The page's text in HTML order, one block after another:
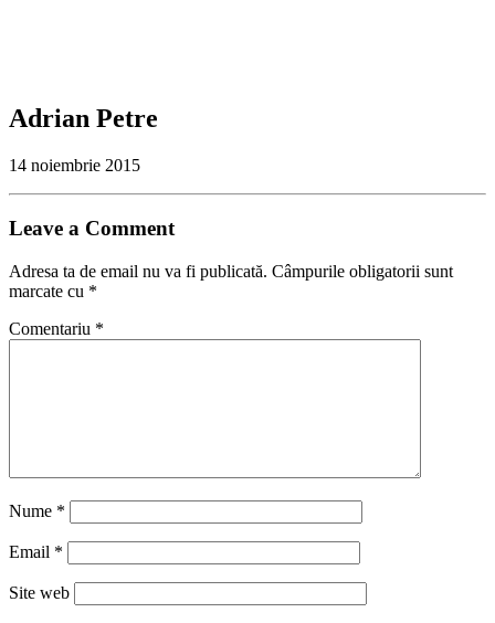
Adrian Petre
14 noiembrie 2015
Leave a Comment
Adresa ta de email nu va fi publicată. Câmpurile obligatorii sunt
marcate cu *
Comentariu *
Nume *
Email *
Site web